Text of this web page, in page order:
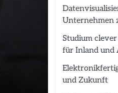
Unternehmen
Studium
für Inland und
und Zukunft